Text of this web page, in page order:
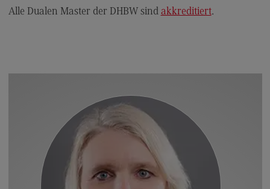
Informationstechnik
Berufsperspektiven
Entrepreneurship
Entrepreneurship
Modulangebot
Berufsperspektiven
Alle Dualen Master der DHBW sind akkreditiert.